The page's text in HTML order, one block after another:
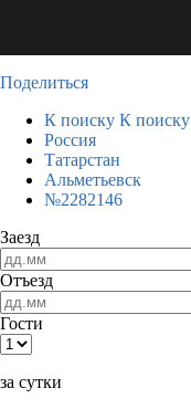
Поделиться
К поиску К поиску
Россия
Татарстан
Альметьевск
№2282146
Заезд
Отъезд
Гости
за сутки